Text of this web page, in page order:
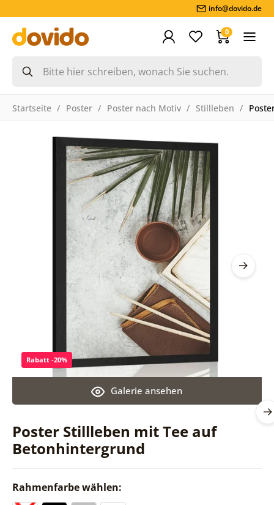
info@dovido.de
0
Startseite Poster Poster nach Motiv Stillleben
Poster Stillleben mit Tee auf
Betonhintergrund
Galerie ansehen
Rabatt -20%
Rahmenfarbe wählen: